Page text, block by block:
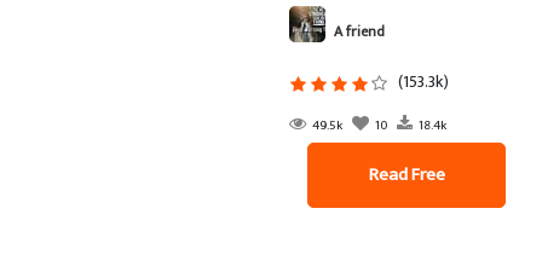
A friend
(153.3k)
49.5k 10 18.4k
Read Free